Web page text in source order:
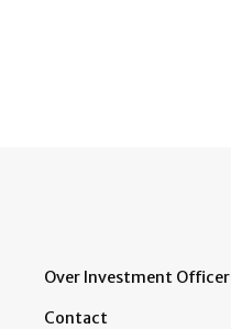
Over Investment Officer
Contact